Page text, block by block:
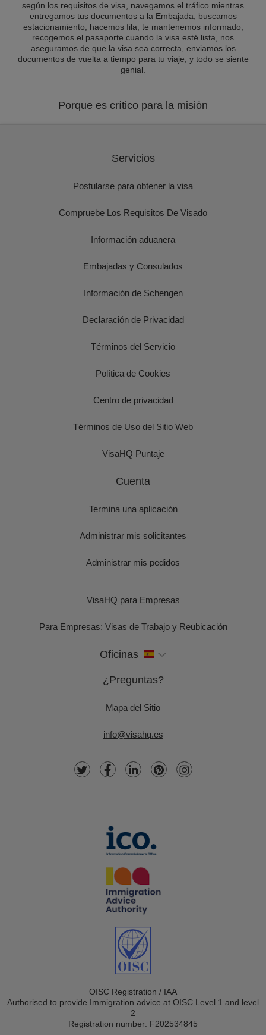
según los requisitos de visa, navegamos el tráfico mientras
entregamos tus documentos a la Embajada, buscamos
estacionamiento, hacemos fila, te mantenemos informado,
recogemos el pasaporte cuando la visa esté lista, nos
aseguramos de que la visa sea correcta, enviamos los
documentos de vuelta a tiempo para tu viaje, y todo se siente
genial.
Porque es crítico para la misión
Servicios
Postularse para obtener la visa
Compruebe Los Requisitos De Visado
Información aduanera
Embajadas y Consulados
Información de Schengen
Declaración de Privacidad
Términos del Servicio
Política de Cookies
Centro de privacidad
Términos de Uso del Sitio Web
VisaHQ Puntaje
Cuenta
Termina una aplicación
Administrar mis solicitantes
Administrar mis pedidos
VisaHQ para Empresas
Para Empresas: Visas de Trabajo y Reubicación
Oficinas
¿Preguntas?
Mapa del Sitio
info@visahq.es
OISC Registration / IAA
Authorised to provide Immigration advice at OISC Level 1 and level
2
Registration number: F202534845